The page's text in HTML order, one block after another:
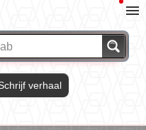
verhaal